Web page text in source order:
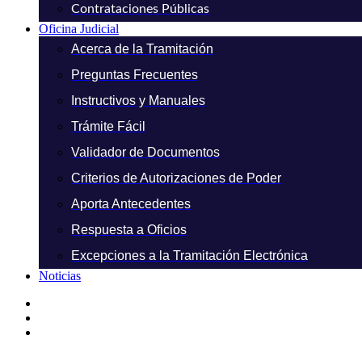
Contrataciones Públicas
Oficina Judicial
Acerca de la Tramitación
Preguntas Frecuentes
Instructivos y Manuales
Trámite Fácil
Validador de Documentos
Criterios de Autorizaciones de Poder
Aporta Antecedentes
Respuesta a Oficios
Excepciones a la Tramitación Electrónica
Noticias